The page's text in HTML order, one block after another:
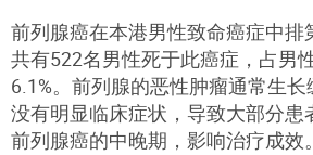
前列腺癌在本港男性致命癌症中排
共有522名男性死于此癌症，占男
6.1%。前列腺的恶性肿瘤通常生
没有明显临床症状，导致大部分患
前列腺癌的中晚期，影响治疗成效。